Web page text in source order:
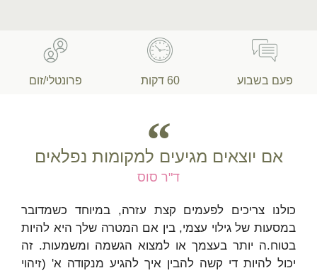
פעם בשבוע 60 דקות פרונטלי/זום
אם יוצאים מגיעים למקומות נפלאים
ד"ר סוס
כולנו צריכים לפעמים קצת עזרה, במיוחד כשמדובר
במסעות של גילוי עצמי, בין אם המטרה שלך היא להיות
בטוח.ה יותר בעצמך או למצוא הגשמה ומשמעות. זה
יכול להיות די קשה להבין איך להגיע מנקודה א' (זיהוי